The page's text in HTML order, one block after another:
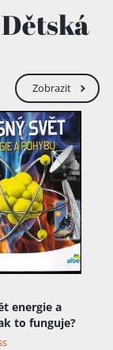
Zobrazit
energie a
to funguje?